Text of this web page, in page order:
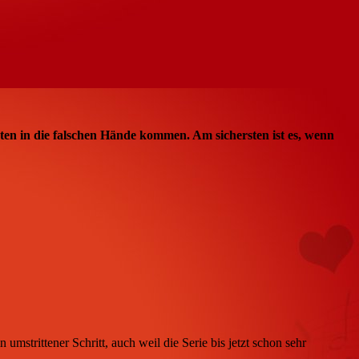
in die falschen Hände kommen. Am sichersten ist es, wenn
umstrittener Schritt, auch weil die Serie bis jetzt schon sehr